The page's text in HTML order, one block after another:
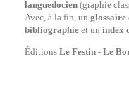
languedocien (graphie
Avec, à la fin, un glossaire
bibliographie et un index
Éditions Le Festin - Le